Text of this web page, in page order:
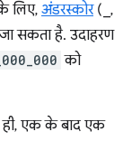
लिए, अंडरस्कोर(_,
सकता है. उदाहरण
को
ही, एक के बाद एक